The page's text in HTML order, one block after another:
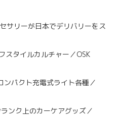
サリーが日本でデリバリーをス
スタイルカルチャー／OSK
ンパクト充電式ライト各種／
ンク上のカーケアグッズ／